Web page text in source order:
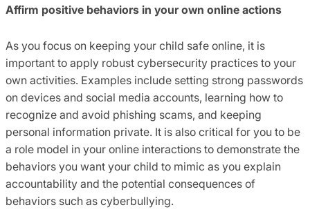
Affirm positive behaviors in your own online actions
As you focus on keeping your child safe online, it is
important to apply robust cybersecurity practices to your
own activities. Examples include setting strong passwords
on devices and social media accounts, learning how to
recognize and avoid phishing scams, and keeping
personal information private. It is also critical for you to be
a role model in your online interactions to demonstrate the
behaviors you want your child to mimic as you explain
accountability and the potential consequences of
behaviors such as cyberbullying.